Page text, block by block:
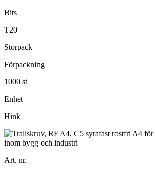
Bits
T20
Storpack
Förpackning
1000 st
Enhet
Hink
Art. nr.